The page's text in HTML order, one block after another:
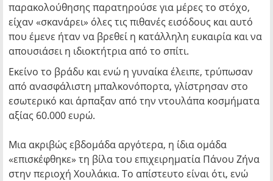
παρακολούθησης παρατηρούσε για μέρες το στόχο,
είχαν «σκανάρει» όλες τις πιθανές εισόδους και αυτό
που έμενε ήταν να βρεθεί η κατάλληλη ευκαιρία και να
απουσιάσει η ιδιοκτήτρια από το σπίτι.
Εκείνο το βράδυ και ενώ η γυναίκα έλειπε, τρύπωσαν
από ανασφάλιστη μπαλκονόπορτα, γλίστρησαν στο
εσωτερικό και άρπαξαν από την ντουλάπα κοσμήματα
αξίας 60.000 ευρώ.
Μια ακριβώς εβδομάδα αργότερα, η ίδια ομάδα
«επισκέφθηκε» τη βίλα του επιχειρηματία Πάνου Ζήνα
στην περιοχή Χουλάκια. Το απίστευτο είναι ότι, ενώ